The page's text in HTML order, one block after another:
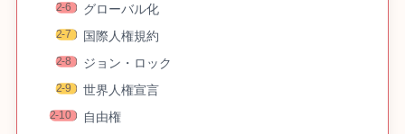
グローバル化
国際人権規約
ジョン・ロック
世界人権宣言
自由権